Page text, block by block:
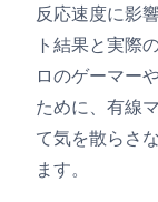
反応速度に影
ト結果と実際
ロのゲーマー
ために、有線
て気を散らさ
ます。